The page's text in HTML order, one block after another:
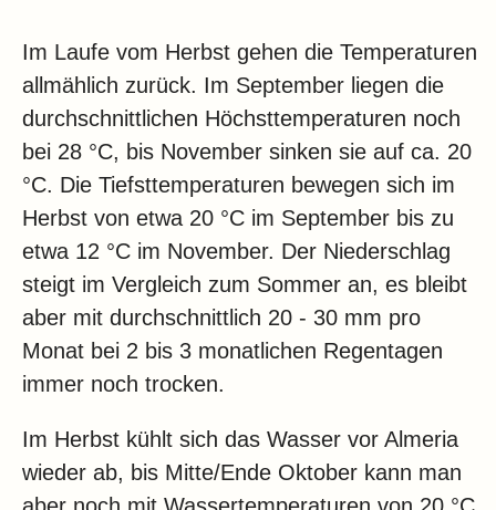
Im Laufe vom Herbst gehen die Temperaturen
allmählich zurück. Im September liegen die
durchschnittlichen Höchsttemperaturen noch
bei 28 °C, bis November sinken sie auf ca. 20
°C. Die Tiefsttemperaturen bewegen sich im
Herbst von etwa 20 °C im September bis zu
etwa 12 °C im November. Der Niederschlag
steigt im Vergleich zum Sommer an, es bleibt
aber mit durchschnittlich 20 - 30 mm pro
Monat bei 2 bis 3 monatlichen Regentagen
immer noch trocken.
Im Herbst kühlt sich das Wasser vor Almeria
wieder ab, bis Mitte/Ende Oktober kann man